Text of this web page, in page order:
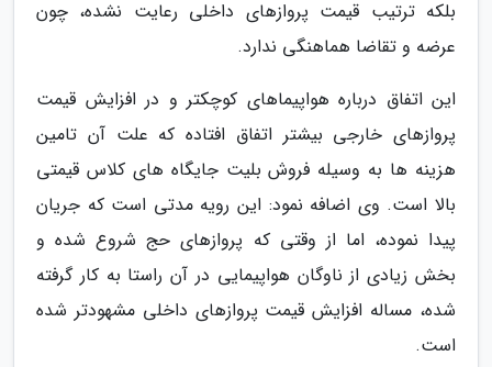
بلکه ترتیب قیمت پروازهای داخلی رعایت نشده، چون
عرضه و تقاضا هماهنگی ندارد.
این اتفاق درباره هواپیماهای کوچکتر و در افزایش قیمت
پروازهای خارجی بیشتر اتفاق افتاده که علت آن تامین
هزینه ها به وسیله فروش بلیت جایگاه های کلاس قیمتی
بالا است. وی اضافه نمود: این رویه مدتی است که جریان
پیدا نموده، اما از وقتی که پروازهای حج شروع شده و
بخش زیادی از ناوگان هواپیمایی در آن راستا به کار گرفته
شده، مساله افزایش قیمت پروازهای داخلی مشهودتر شده
است.